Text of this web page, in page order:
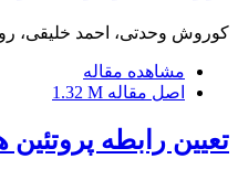
کوروش وحدتی، احمد خلیقی،
مشاهده مقاله
اصل مقاله 1.32 M
تعیین رابطه پروتئین